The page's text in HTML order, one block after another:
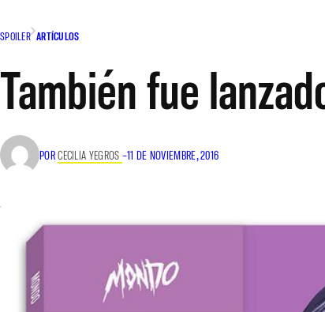
SPOILER ARTÍCULOS
También fue
PORCECILIA YEGROS –11 DE NOVIEMBRE, 2016